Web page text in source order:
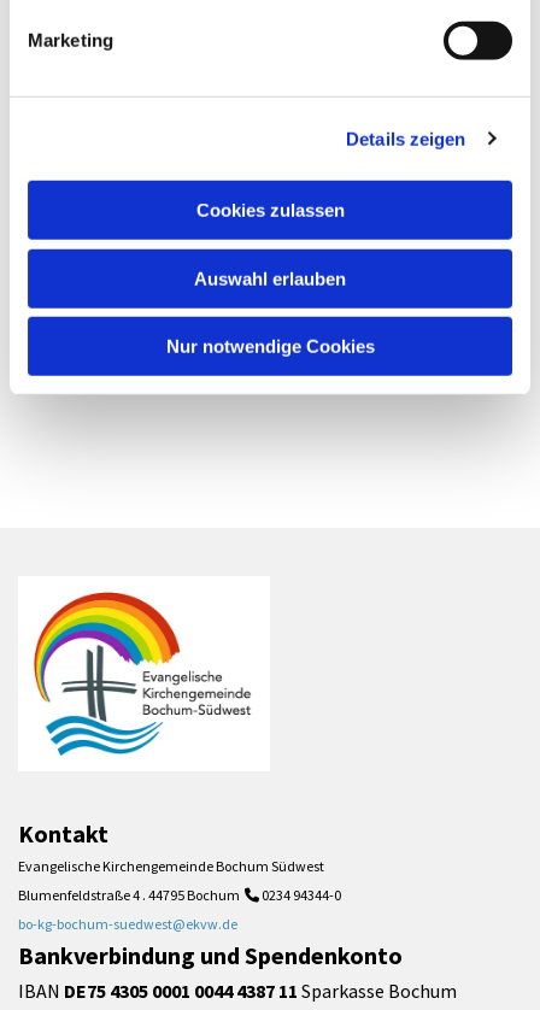
Marketing
Details zeigen
Cookies zulassen
Auswahl erlauben
Nur notwendige Cookies
Kontakt
Evangelische Kirchengemeinde Bochum Südwest
Blumenfeldstraße 4 . 44795 Bochum  0234 94344-0
bo-kg-bochum-suedwest@ekvw.de
Bankverbindung und Spendenkonto
IBAN DE75 4305 0001 0044 4387 11 Sparkasse Bochum